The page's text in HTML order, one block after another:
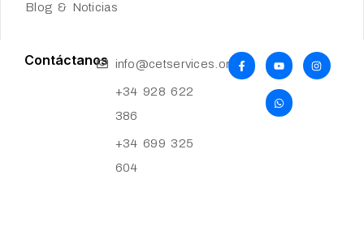
Blog & Noticias
Contáctanos info@cetservices.org
+34 928 622
386
+34 699 325
604